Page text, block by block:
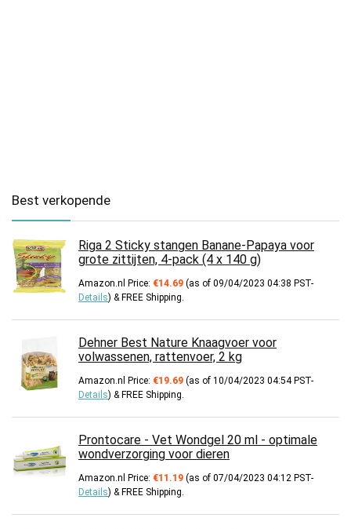
Best verkopende
Riga 2 Sticky stangen Banane-Papaya voor
grote zittijten, 4-pack (4 x 140 g)
Amazon.nl Price: €14.69 (as of 09/04/2023 04:38 PST-
Details) & FREE Shipping.
Dehner Best Nature Knaagvoer voor
volwassenen, rattenvoer, 2 kg
Amazon.nl Price: €19.69 (as of 10/04/2023 04:54 PST-
Details) & FREE Shipping.
Prontocare - Vet Wondgel 20 ml - optimale
wondverzorging voor dieren
Amazon.nl Price: €11.19 (as of 07/04/2023 04:12 PST-
Details) & FREE Shipping.